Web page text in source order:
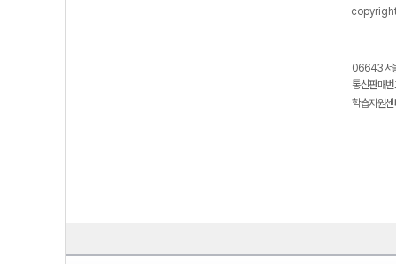
06643 서
통신판매
학습지원